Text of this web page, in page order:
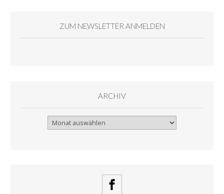
ZUM NEWSLETTER ANMELDEN
ARCHIV
Archiv